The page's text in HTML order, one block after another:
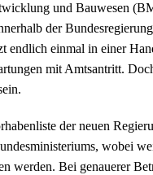
und Bauwesen
der
endlich einmal in einer
mit Amtsantritt.
der neuen
wobei
werden. Bei genauerer